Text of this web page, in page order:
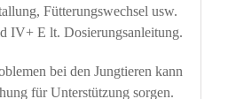
Fütterungswechsel usw.
IV+ E lt. Dosierungsanleitung.
bei den Jungtieren kann
für Unterstützung sorgen.